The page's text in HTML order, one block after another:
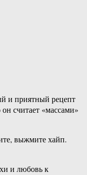
и приятный рецепт
считает «массами»
выжмите хайп.
и любовь к